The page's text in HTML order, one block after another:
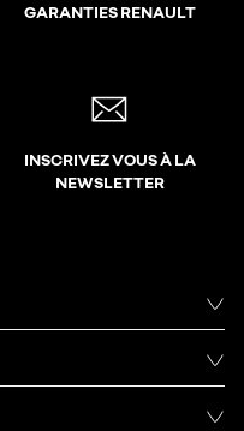
GARANTIES RENAULT
INSCRIVEZ VOUS À LA
NEWSLETTER